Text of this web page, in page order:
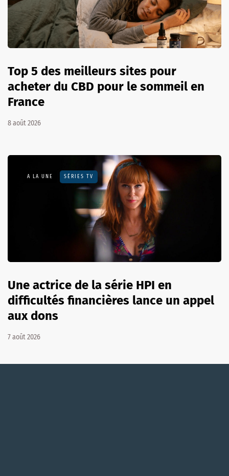
Top 5 des meilleurs sites pour
acheter du CBD pour le sommeil en
France
8 août 2026
A LA UNE SÉRIES TV
Une actrice de la série HPI en
difficultés financières lance un appel
aux dons
7 août 2026